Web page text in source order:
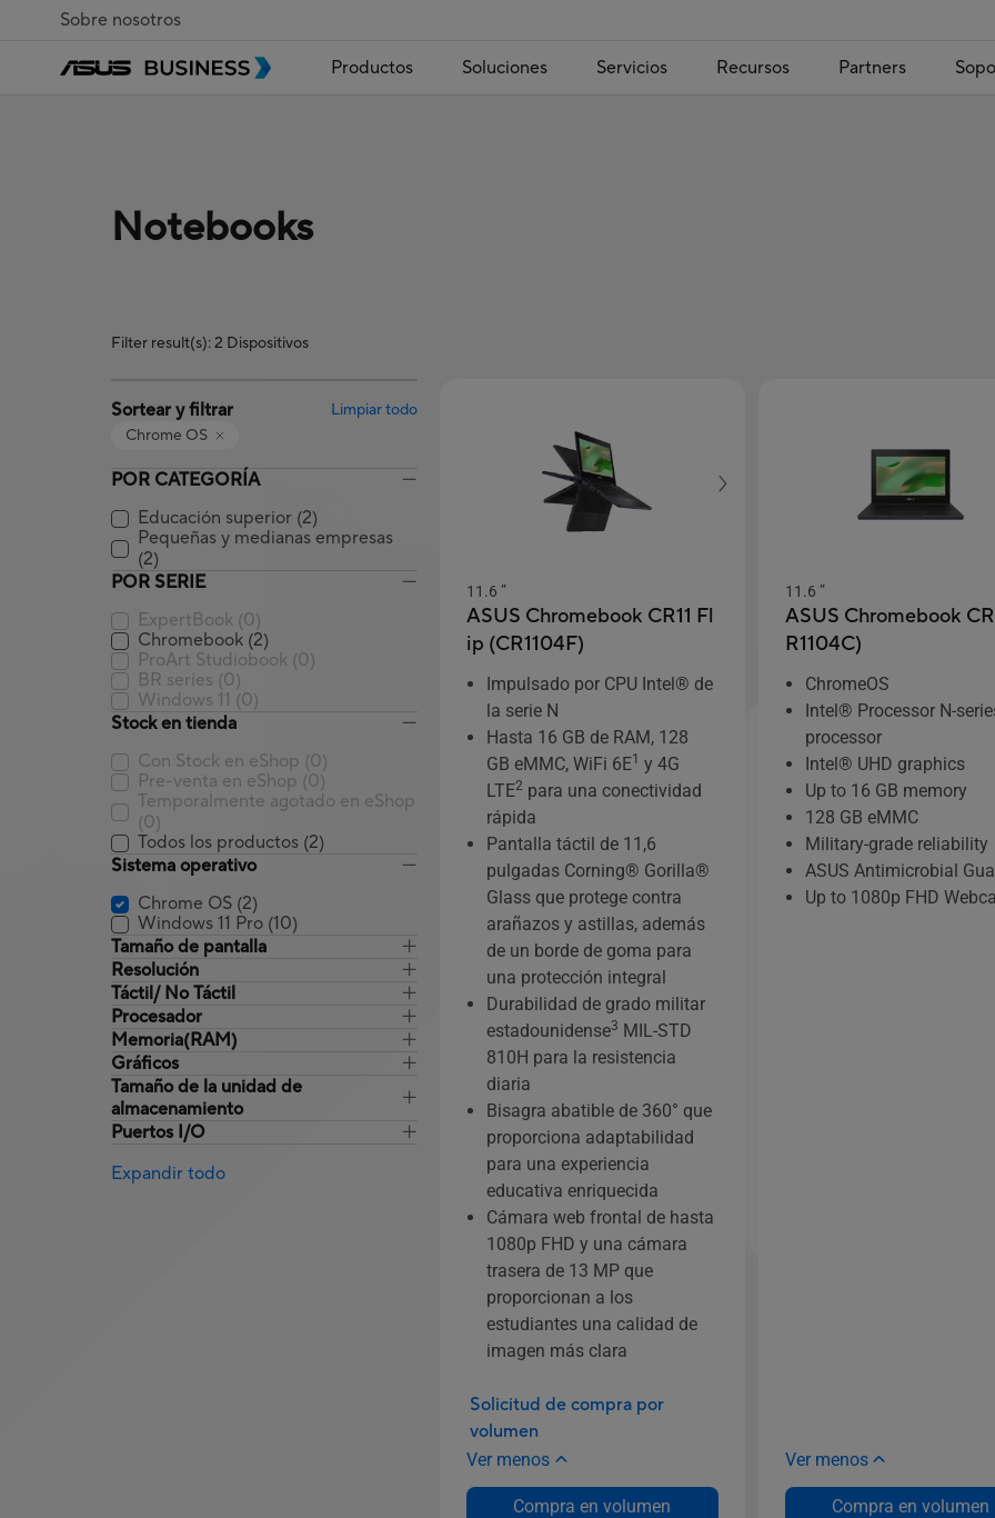
Sobre nosotros
Productos Soluciones Servicios Recursos Partners
Notebooks
Filter result(s): 2 Dispositivos
Sortear y filtrar
Limpiar todo
Chrome OS
POR CATEGORÍA
Educación superior (2)
Pequeñas y medianas empresas
(2)
POR SERIE
ExpertBook (0)
Chromebook (2)
ProArt Studiobook (0)
BR series (0)
Windows 11 (0)
Stock en tienda
Con Stock en eShop (0)
Pre-venta en eShop (0)
Temporalmente agotado en eShop
(0)
Todos los productos (2)
Sistema operativo
Chrome OS (2)
Windows 11 Pro (10)
Tamaño de pantalla
Resolución
Táctil/ No Táctil
Procesador
Memoria(RAM)
Gráficos
Tamaño de la unidad de
almacenamiento
Puertos I/O
Expandir todo
11.6 ”
ASUS Chromebook CR11 Fl
ip (CR1104F)
Impulsado por CPU Intel® de
la serie N
Hasta 16 GB de RAM, 128
GB eMMC, WiFi 6E1 y 4G
LTE2 para una conectividad
rápida
Pantalla táctil de 11,6
pulgadas Corning® Gorilla®
Glass que protege contra
arañazos y astillas, además
de un borde de goma para
una protección integral
Durabilidad de grado militar
estadounidense3 MIL-STD
810H para la resistencia
diaria
Bisagra abatible de 360° que
proporciona adaptabilidad
para una experiencia
educativa enriquecida
Cámara web frontal de hasta
1080p FHD y una cámara
trasera de 13 MP que
proporcionan a los
estudiantes una calidad de
imagen más clara
Solicitud de compra por
volumen
Ver menos
Compra en volumen
11.6 ”
ASUS Chromebook
R1104C)
ChromeOS
Intel® Processor N-
processor
Intel® UHD graphics
Up to 16 GB memory
128 GB eMMC
Military-grade reliability
ASUS Antimicrobial
Up to 1080p FHD
Ver menos
Compra en volumen